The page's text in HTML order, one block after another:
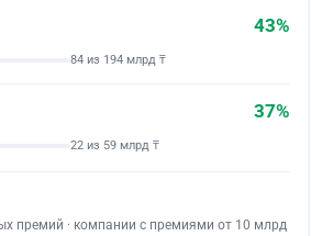
43%
84 из 194 млрд ₸
37%
22 из 59 млрд ₸
премий · компании с премиями от 10 млрд